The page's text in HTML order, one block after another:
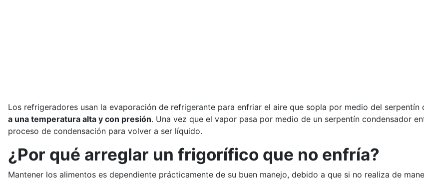
Los refrigeradores usan la evaporación de refrigerante para enfriar el aire que sopla por medio del serpentín
a una temperatura alta y con presión. Una vez que el vapor pasa por medio de un serpentín condensador
proceso de condensación para volver a ser líquido.
¿Por qué arreglar un frigorífico que no enfría?
Mantener los alimentos es dependiente prácticamente de su buen manejo, debido a que si no realiza de